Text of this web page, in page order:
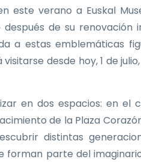
este verano a Euskal
de su renovación
a estas emblemáticas
desde hoy, 1 de
en dos espacios: en el
de la Plaza
distintas
forman parte del